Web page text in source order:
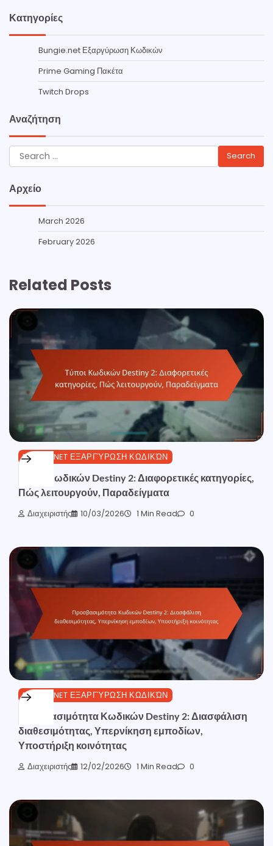
Κατηγορίες
Bungie.net Εξαργύρωση Κωδικών
Prime Gaming Πακέτα
Twitch Drops
Αναζήτηση
Search
for:
Αρχείο
March 2026
February 2026
Related Posts
BUNGIE.NET ΕΞΑΡΓΎΡΩΣΗ ΚΩΔΙΚΏΝ
Τύποι Κωδικών Destiny 2: Διαφορετικές κατηγορίες,
Πώς λειτουργούν, Παραδείγματα
Διαχειριστής 10/03/2026 1 Min Read 0
BUNGIE.NET ΕΞΑΡΓΎΡΩΣΗ ΚΩΔΙΚΏΝ
Προσβασιμότητα Κωδικών Destiny 2: Διασφάλιση
διαθεσιμότητας, Υπερνίκηση εμποδίων,
Υποστήριξη κοινότητας
Διαχειριστής 12/02/2026 1 Min Read 0